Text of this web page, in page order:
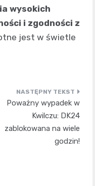
wysokich
i zgodności z
jest w świetle
Poważny wypadek w
Kwilczu: DK24
zablokowana na wiele
godzin!